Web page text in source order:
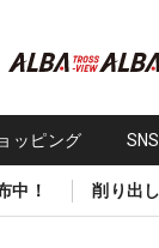
ッピング
中！ 削り出